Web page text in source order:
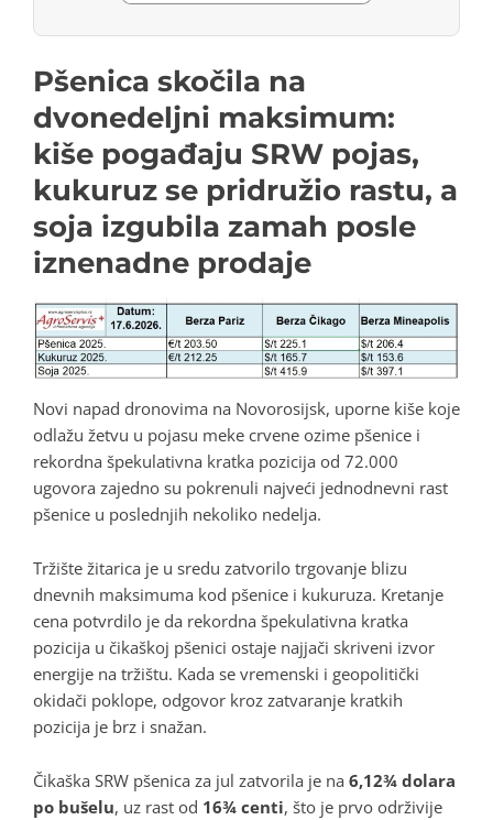
Pšenica skočila na
dvonedeljni maksimum:
kiše pogađaju SRW pojas,
kukuruz se pridružio rastu, a
soja izgubila zamah posle
iznenadne prodaje
Novi napad dronovima na Novorosijsk, uporne kiše koje
odlažu žetvu u pojasu meke crvene ozime pšenice i
rekordna špekulativna kratka pozicija od 72.000
ugovora zajedno su pokrenuli najveći jednodnevni rast
pšenice u poslednjih nekoliko nedelja.
Tržište žitarica je u sredu zatvorilo trgovanje blizu
dnevnih maksimuma kod pšenice i kukuruza. Kretanje
cena potvrdilo je da rekordna špekulativna kratka
pozicija u čikaškoj pšenici ostaje najjači skriveni izvor
energije na tržištu. Kada se vremenski i geopolitički
okidači poklope, odgovor kroz zatvaranje kratkih
pozicija je brz i snažan.
Čikaška SRW pšenica za jul zatvorila je na 6,12¾ dolara
po bušelu, uz rast od 16¾ centi, što je prvo održivije